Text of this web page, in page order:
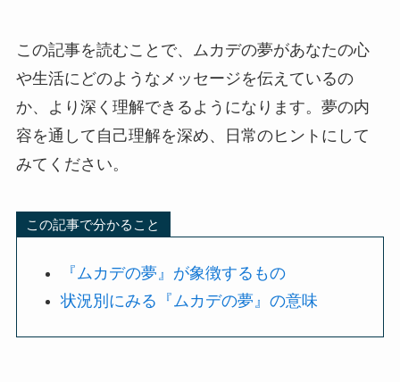
この記事を読むことで、ムカデの夢があなたの心
や生活にどのようなメッセージを伝えているの
か、より深く理解できるようになります。夢の内
容を通して自己理解を深め、日常のヒントにして
みてください。
この記事で分かること
『ムカデの夢』が象徴するもの
状況別にみる『ムカデの夢』の意味